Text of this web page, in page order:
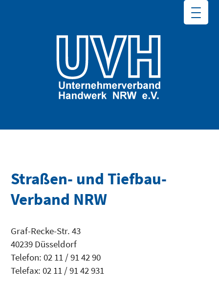
Straßen- und Tiefbau-
Verband NRW
Graf-Recke-Str. 43
40239 Düsseldorf
Telefon: 02 11 / 91 42 90
Telefax: 02 11 / 91 42 931